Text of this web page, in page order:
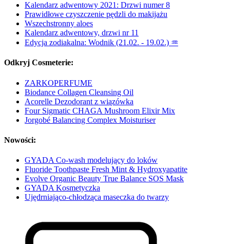
Kalendarz adwentowy 2021: Drzwi numer 8
Prawidłowe czyszczenie pędzli do makijażu
Wszechstronny aloes
Kalendarz adwentowy, drzwi nr 11
Edycja zodiakalna: Wodnik (21.02. - 19.02.) ♒
Odkryj Cosmeterie:
ZARKOPERFUME
Biodance Collagen Cleansing Oil
Acorelle Dezodorant z wiązówka
Four Sigmatic CHAGA Mushroom Elixir Mix
Jorgobé Balancing Complex Moisturiser
Nowości:
GYADA Co-wash modelujący do loków
Fluoride Toothpaste Fresh Mint & Hydroxyapatite
Evolve Organic Beauty True Balance SOS Mask
GYADA Kosmetyczka
Ujędrniająco-chłodząca maseczka do twarzy